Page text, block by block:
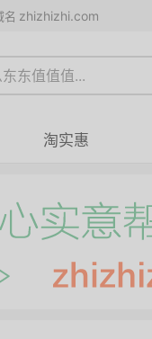
名 zhizhizhi.com
淘实惠